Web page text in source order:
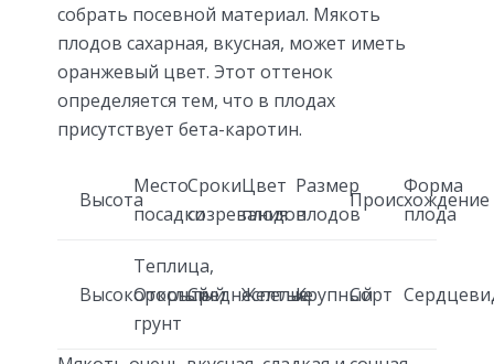
собрать посевной материал. Мякоть
плодов сахарная, вкусная, может иметь
оранжевый цвет. Этот оттенок
определяется тем, что в плодах
присутствует бета-каротин.
Высота
Место
посадки
Сроки
созревания
Цвет
плодов
Размер
плодов
Происхождение
Форма
плода
Высокорослый
Теплица,
Открытый
грунт
Среднеспелые
ЖелтыеКрупныйСорт